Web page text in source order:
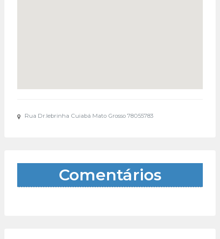
Rua Dr.lebrinha Cuiabá Mato Grosso 78055783
Comentários